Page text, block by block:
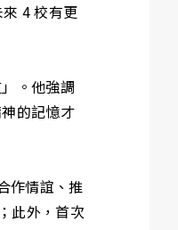
4 校有更
。他強調
的記憶才
作情誼、推
此外，首次